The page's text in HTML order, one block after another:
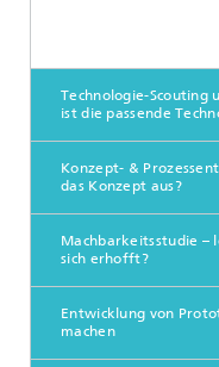
Technologie-Scouting
ist die passende
Konzept- &
das Konzept aus?
Machbarkeitsstudie –
sich erhofft?
Entwicklung von
machen